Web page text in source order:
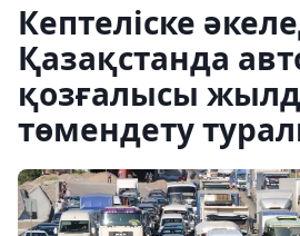
Кептеліске
Қазақстанда
қозғалысы
төмендету